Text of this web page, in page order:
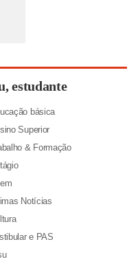
estudante
básica
Superior
& Formação
Notícias
e PAS